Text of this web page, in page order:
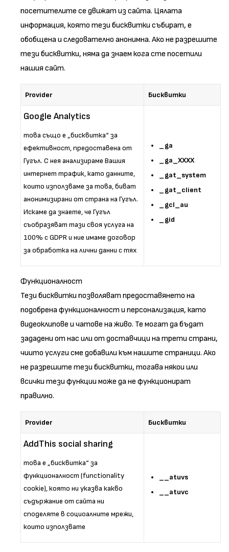
посетителите се движат из сайта. Цялата
информация, която тези бисквитки събират, е
обобщена и следователно анонимна. Ако не разрешите
тези бисквитки, няма да знаем кога сте посетили
нашия сайт.
Provider Бисквитки
Google Analytics
това също е „бисквитка“ за
ефективност, предоставена от
Гугъл. С нея анализираме Вашия
интернет трафик, като данните,
които използваме за това, биват
анонимизирани от страна на Гугъл.
Искаме да знаете, че Гугъл
съобразяват тази своя услуга на
100% с GDPR и ние имаме договор
за обработка на лични данни с тях
_ga
_ga_XXXX
_gat_system
_gat_client
_gcl_au
_gid
Функционалност
Тези бисквитки позволяват предоставянето на
подобрена функционалност и персонализация, като
видеоклипове и чатове на живо. Те могат да бъдат
зададени от нас или от доставчици на трети страни,
чиито услуги сме добавили към нашите страници. Ако
не разрешите тези бисквитки, тогава някои или
всички тези функции може да не функционират
правилно.
Provider Бисквитки
AddThis social sharing
това е „бисквитка“ за
функционалност (functionality
cookie), която ни указва какво
съдържание от сайта ни
споделяте в социоалните мрежи,
които използвате
__atuvs
__atuvc